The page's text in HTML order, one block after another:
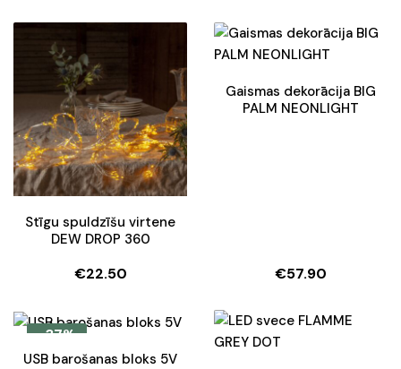
price
€64.50.
price
€45.15.
was:
€22.90.
is:
€19.50.
Stīgu spuldzīšu virtene
DEW DROP 360
€22.50
Gaismas dekorācija BIG
PALM NEONLIGHT
€57.90
-37%
USB barošanas bloks 5V